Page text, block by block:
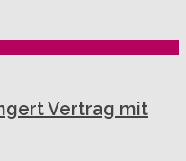
Vertrag mit